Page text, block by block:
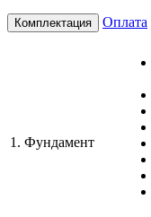
Комплектация Оплата
1. Фундамент